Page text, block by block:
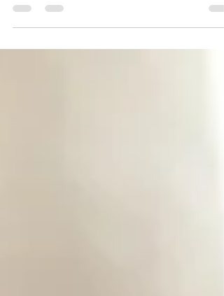
Geburt und darauf aufbauend eine Reihe von...